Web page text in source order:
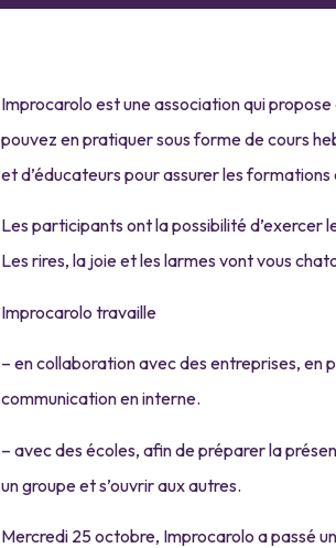
Improcarolo est une association qui
pouvez en pratiquer sous forme de cours
et d’éducateurs pour assurer les
Les participants ont la possibilité d’exercer
Les rires, la joie et les larmes vont vous
Improcarolo travaille
– en collaboration avec des entreprises, en
communication en interne.
– avec des écoles, afin de préparer la
un groupe et s’ouvrir aux autres.
Mercredi 25 octobre, Improcarolo a passé